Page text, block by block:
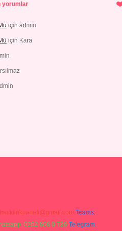
yorumlar
için admin
için Kara
backlinkpaneli@gmail.com Teams:
0262 606 0 726 Telegram: